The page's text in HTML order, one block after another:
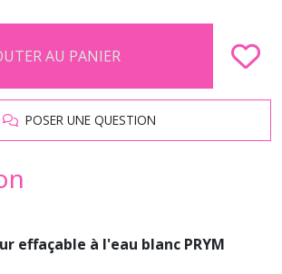
AU PANIER
POSER UNE QUESTION
effaçable à l'eau blanc PRYM